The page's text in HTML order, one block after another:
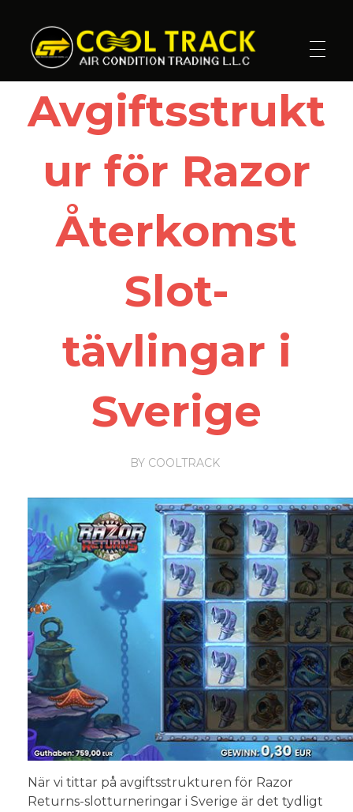
Cool Track Air Condition Trading LLC
Perfect Track of Comfort & Cool
Avgiftsstrukt
ur för Razor
Återkomst
Slot-
tävlingar i
Sverige
BY COOLTRACK
När vi tittar på avgiftsstrukturen för Razor
Returns-slotturneringar i Sverige är det tydligt